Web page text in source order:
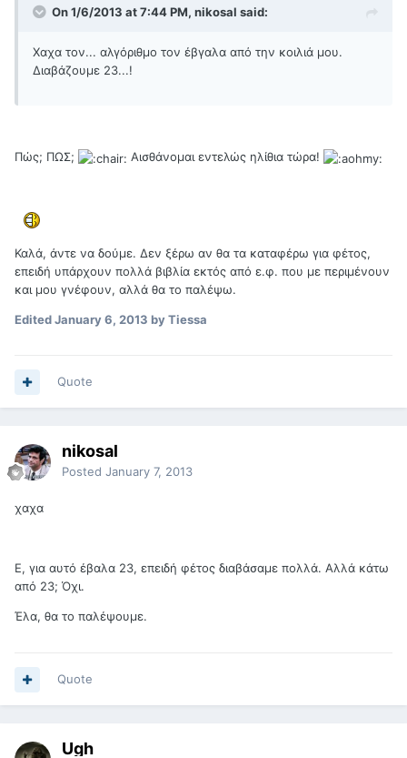
On 1/6/2013 at 7:44 PM, nikosal said:
Χαχα τον... αλγόριθμο τον έβγαλα από την κοιλιά μου.
Διαβάζουμε 23...!
Πώς; ΠΩΣ; Αισθάνομαι εντελώς ηλίθια τώρα!
Καλά, άντε να δούμε. Δεν ξέρω αν θα τα καταφέρω για φέτος,
επειδή υπάρχουν πολλά βιβλία εκτός από ε.φ. που με περιμένουν
και μου γνέφουν, αλλά θα το παλέψω.
EditedJanuary 6, 2013 by Tiessa
Quote
nikosal
Posted January 7, 2013
χαχα
Ε, για αυτό έβαλα 23, επειδή φέτος διαβάσαμε πολλά. Αλλά κάτω
από 23; Όχι.
Έλα, θα το παλέψουμε.
Quote
Ugh